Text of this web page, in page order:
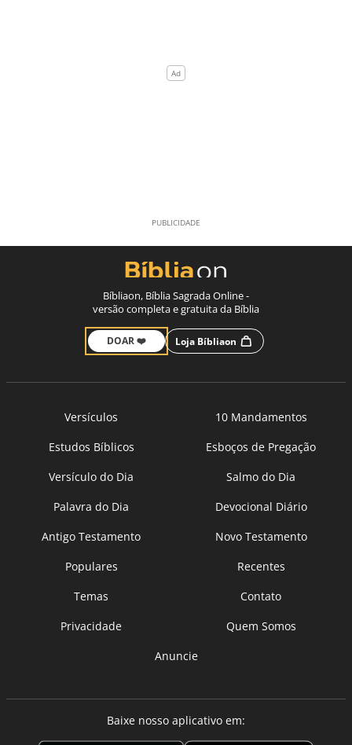
Bíbliaon, Bíblia Sagrada Online -
versão completa e gratuita da Bíblia
DOAR ❤️ Loja Bíbliaon
Versículos
10 Mandamentos
Estudos Bíblicos
Esboços de Pregação
Versículo do Dia
Salmo do Dia
Palavra do Dia
Devocional Diário
Antigo Testamento
Novo Testamento
Populares
Recentes
Temas
Contato
Privacidade
Quem Somos
Anuncie
Baixe nosso aplicativo em: